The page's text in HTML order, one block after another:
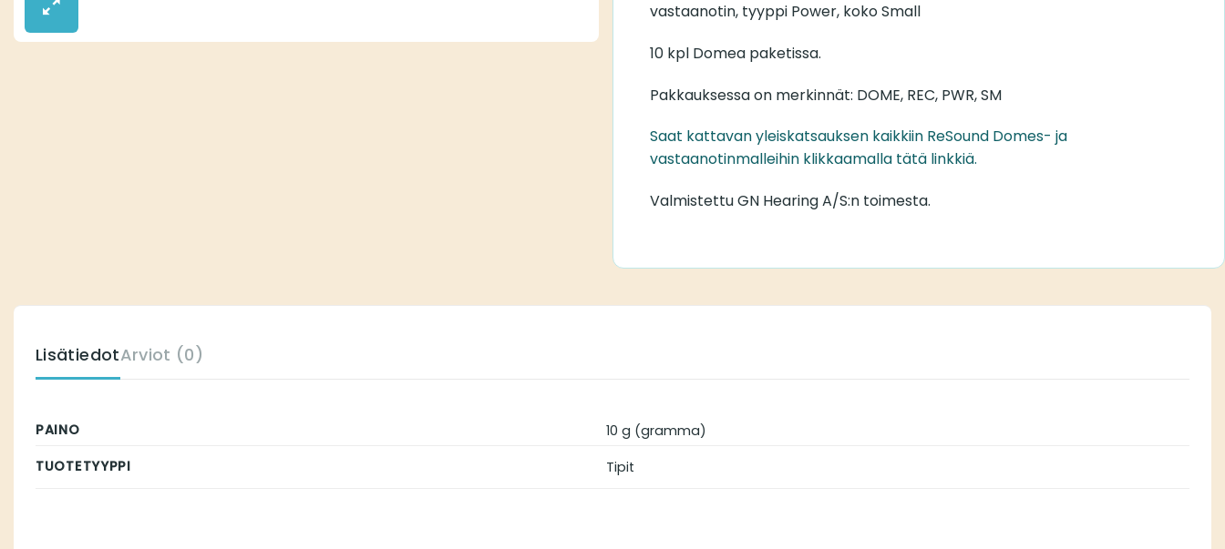
vastaanotin, tyyppi Power, koko Small
10 kpl Domea paketissa.
Pakkauksessa on merkinnät: DOME, REC, PWR, SM
Saat kattavan yleiskatsauksen kaikkiin ReSound Domes- ja
vastaanotinmalleihin klikkaamalla tätä linkkiä.
Valmistettu GN Hearing A/S:n toimesta.
LisätiedotArviot (0)
PAINO
10 g (gramma)
TUOTETYYPPI
Tipit